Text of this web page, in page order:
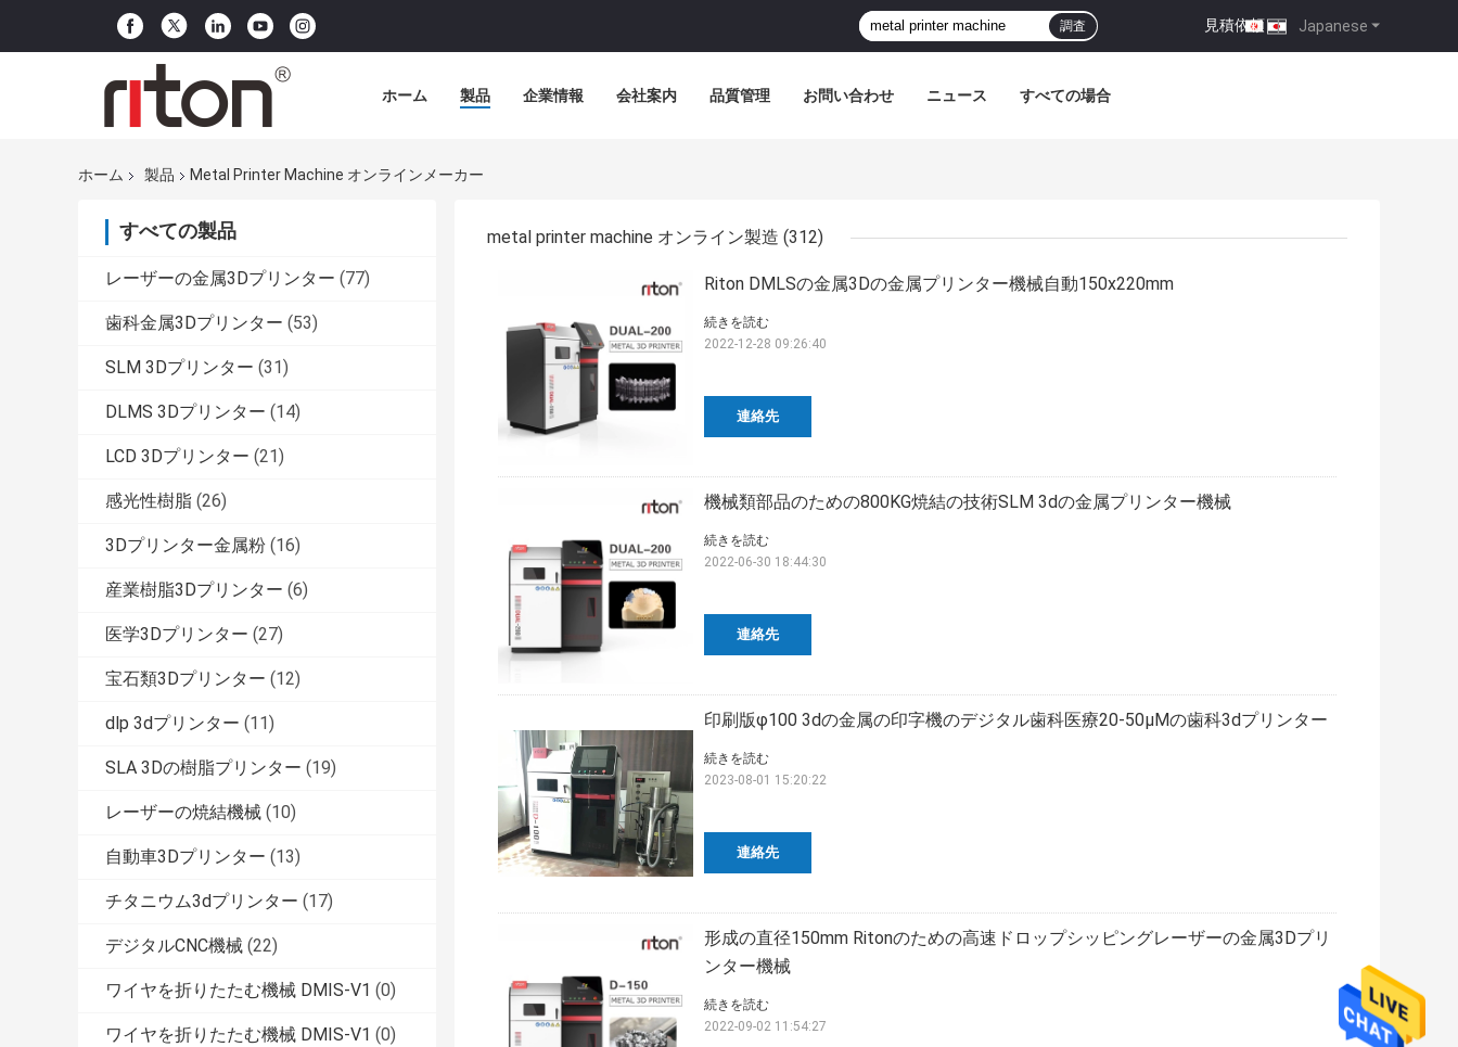
Japanese
見積依頼 |
調査
ホーム 製品 企業情報 会社案内 品質管理 お問い合わせ ニュース すべての場合
ホーム 製品 Metal Printer Machine オンラインメーカー
すべての製品
レーザーの金属3Dプリンター (77)
歯科金属3Dプリンター (53)
SLM 3Dプリンター (31)
DLMS 3Dプリンター (14)
LCD 3Dプリンター (21)
感光性樹脂 (26)
3Dプリンター金属粉 (16)
産業樹脂3Dプリンター (6)
医学3Dプリンター (27)
宝石類3Dプリンター (12)
dlp 3dプリンター (11)
SLA 3Dの樹脂プリンター (19)
レーザーの焼結機械 (10)
自動車3Dプリンター (13)
チタニウム3dプリンター (17)
デジタルCNC機械 (22)
ワイヤを折りたたむ機械 DMIS-V1 (0)
ワイヤを折りたたむ機械 DMIS-V1 (0)
metal printer machine オンライン製造 (312)
Riton DMLSの金属3Dの金属プリンター機械自動150x220mm
連絡先
続きを読む
2022-12-28 09:26:40
機械類部品のための800KG焼結の技術SLM 3dの金属プリンター機械
連絡先
続きを読む
2022-06-30 18:44:30
印刷版φ100 3dの金属の印字機のデジタル歯科医療20-50μMの歯科3dプリンター
連絡先
続きを読む
2023-08-01 15:20:22
形成の直径150mm Ritonのための高速ドロップシッピングレーザーの金属3Dプリ
ンター機械
続きを読む
2022-09-02 11:54:27